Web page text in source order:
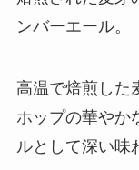
ンバーエール。
高温で焙煎した
ホップの華やか
ルとして深い味